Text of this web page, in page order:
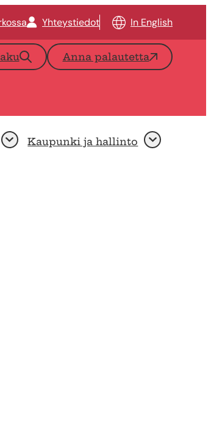
Yhteystiedot In English
Anna palautetta
AvaaKaupunki ja hallinto Avaa